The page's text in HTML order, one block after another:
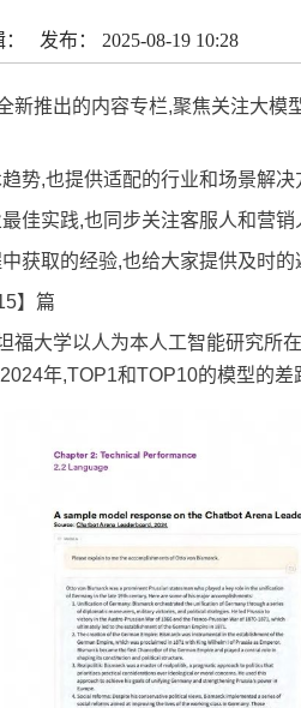
发布： 2025-08-19 10:28
新推出的内容专栏,聚焦关注大
势,也提供适配的行业和场景解决
佳实践,也同步关注客服人和营销
获取的经验,也给大家提供及时的
】篇
福大学以人为本人工智能研究所
年,TOP1和TOP10的模型的